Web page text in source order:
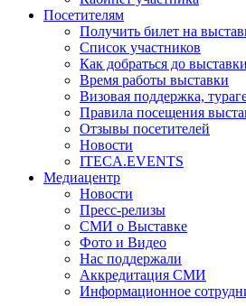
Посетителям
Получить билет на
Список участников
Как добраться до выставки
Время работы выставки
Визовая поддержка,
Правила посещения
Отзывы посетителей
Новости
ITECA.EVENTS
Медиацентр
Новости
Пресс-релизы
СМИ о Выставке
Фото и Видео
Нас поддержали
Аккредитация СМИ
Информационное